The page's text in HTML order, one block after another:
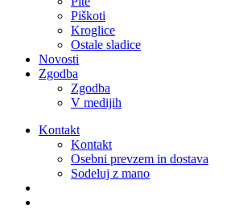
Piškoti
Kroglice
Ostale sladice
Novosti
Zgodba
Zgodba
V medijih
Kontakt
Kontakt
Osebni prevzem in dostava
Sodeluj z mano